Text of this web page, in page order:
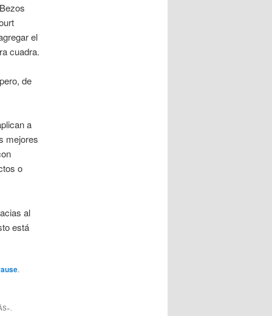
el
cuadra.
de
a
mejores
o
al
está
.